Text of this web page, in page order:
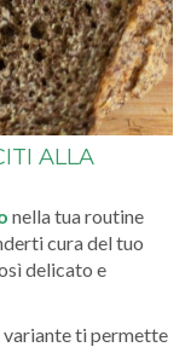
ALLA
nella tua routine
cura del tuo
delicato e
variante ti permette